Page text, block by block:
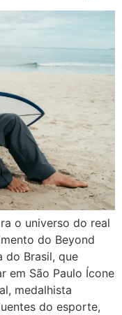
o universo do real
do Beyond
do Brasil, que
em São Paulo Ícone
medalhista
do esporte,